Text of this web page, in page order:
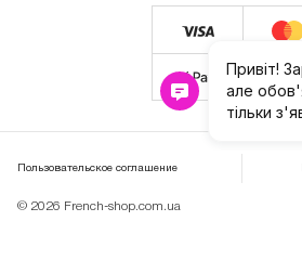
© 2026 French-shop.com.ua
Пользовательское соглашение